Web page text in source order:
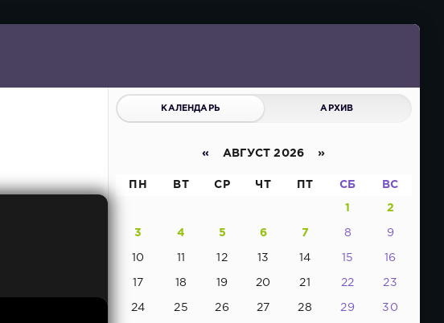
КАЛЕНДАРЬ АРХИВ
« АВГУСТ 2026 »
ПН ВТ СР ЧТ ПТ СБ ВС
1 2
3 4 5 6 7 8 9
10 11 12 13 14 15 16
17 18 19 20 21 22 23
24 25 26 27 28 29 30